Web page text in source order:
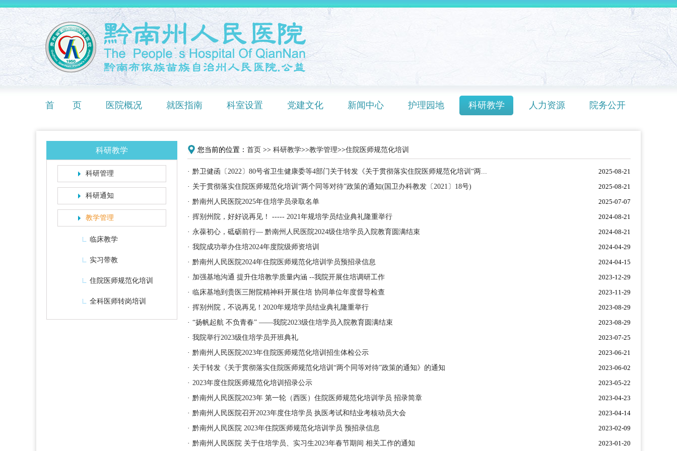
首 页 医院概况 就医指南 科室设置 党建文化 新闻中心 护理园地 科研教学 人力资源 院务公开
科研教学
科研管理
科研通知
教学管理
临床教学
实习带教
住院医师规范化培训
全科医师转岗培训
您当前的位置： 首页 >> 科研教学>>教学管理>>住院医师规范化培训
· 黔卫健函〔2022〕80号省卫生健康委等4部门关于转发《关于贯彻落实住院医师规范化培训“两...
2025-08-21
· 关于贯彻落实住院医师规范化培训“两个同等对待”政策的通知(国卫办科教发〔2021〕18号)
2025-08-21
· 黔南州人民医院2025年住培学员录取名单
2025-07-07
· 挥别州院，好好说再见！ ----- 2021年规培学员结业典礼隆重举行
2024-08-21
· 永葆初心，砥砺前行— 黔南州人民医院2024级住培学员入院教育圆满结束
2024-08-21
· 我院成功举办住培2024年度院级师资培训
2024-04-29
· 黔南州人民医院2024年住院医师规范化培训学员预招录信息
2024-04-15
· 加强基地沟通 提升住培教学质量内涵 --我院开展住培调研工作
2023-12-29
· 临床基地到贵医三附院精神科开展住培 协同单位年度督导检查
2023-11-29
· 挥别州院，不说再见！2020年规培学员结业典礼隆重举行
2023-08-29
· “扬帆起航 不负青春” ——我院2023级住培学员入院教育圆满结束
2023-08-29
· 我院举行2023级住培学员开班典礼
2023-07-25
· 黔南州人民医院2023年住院医师规范化培训招生体检公示
2023-06-21
· 关于转发《关于贯彻落实住院医师规范化培训“两个同等对待”政策的通知》的通知
2023-06-02
· 2023年度住院医师规范化培训招录公示
2023-05-22
· 黔南州人民医院2023年 第一轮（西医）住院医师规范化培训学员 招录简章
2023-04-23
· 黔南州人民医院召开2023年度住培学员 执医考试和结业考核动员大会
2023-04-14
· 黔南州人民医院 2023年住院医师规范化培训学员 预招录信息
2023-02-09
· 黔南州人民医院 关于住培学员、实习生2023年春节期间 相关工作的通知 2023-01-20